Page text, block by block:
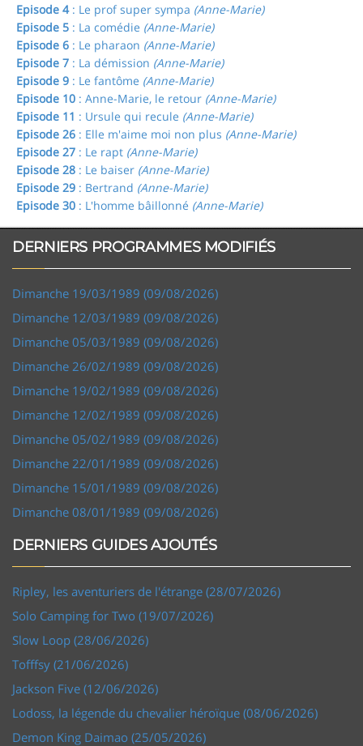
Episode 4: Le prof super sympa (Anne-Marie)
Episode 5 : La comédie (Anne-Marie)
Episode 6 : Le pharaon (Anne-Marie)
Episode 7 : La démission (Anne-Marie)
Episode 9 : Le fantôme (Anne-Marie)
Episode 10 : Anne-Marie, le retour (Anne-Marie)
Episode 11 : Ursule qui recule (Anne-Marie)
Episode 26 : Elle m'aime moi non plus (Anne-Marie)
Episode 27 : Le rapt (Anne-Marie)
Episode 28 : Le baiser (Anne-Marie)
Episode 29 : Bertrand (Anne-Marie)
Episode 30 : L'homme bâillonné (Anne-Marie)
DERNIERS PROGRAMMES MODIFIÉS
Dimanche 19/03/1989 (09/08/2026)
Dimanche 12/03/1989 (09/08/2026)
Dimanche 05/03/1989 (09/08/2026)
Dimanche 26/02/1989 (09/08/2026)
Dimanche 19/02/1989 (09/08/2026)
Dimanche 12/02/1989 (09/08/2026)
Dimanche 05/02/1989 (09/08/2026)
Dimanche 22/01/1989 (09/08/2026)
Dimanche 15/01/1989 (09/08/2026)
Dimanche 08/01/1989 (09/08/2026)
DERNIERS GUIDES AJOUTÉS
Ripley, les aventuriers de l'étrange (28/07/2026)
Solo Camping for Two (19/07/2026)
Slow Loop (28/06/2026)
Tofffsy (21/06/2026)
Jackson Five (12/06/2026)
Lodoss, la légende du chevalier héroïque (08/06/2026)
Demon King Daimao (25/05/2026)